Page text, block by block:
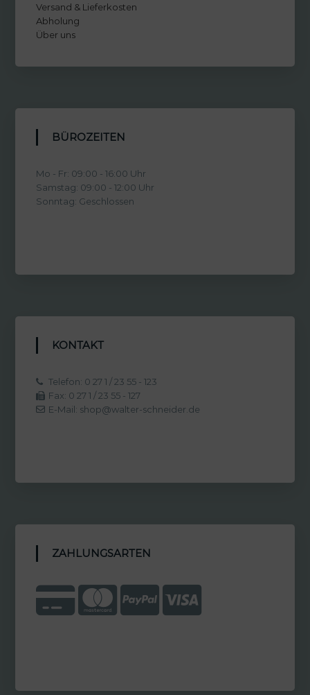
Versand & Lieferkosten
Abholung
Über uns
BÜROZEITEN
Mo - Fr: 09:00 - 16:00 Uhr
Samstag: 09:00 - 12:00 Uhr
Sonntag: Geschlossen
KONTAKT
Telefon: 0 27 1 / 23 55 - 123
Fax: 0 27 1 / 23 55 - 127
E-Mail: shop@walter-schneider.de
ZAHLUNGSARTEN